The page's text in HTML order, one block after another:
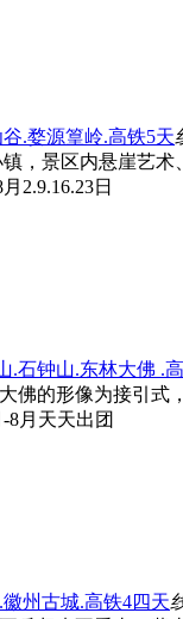
.婺源篁岭.高铁5天
，景区内悬崖艺
2.9.16.23日
.石钟山.东林大佛 .
佛的形像为接引
-8月天天出团
州古城.高铁4四天